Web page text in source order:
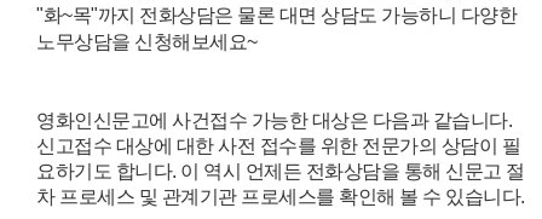
"화~목"까지 전화상담은 물론 대면 상담도 가능하니 다양한
노무상담을 신청해보세요~
영화인신문고에 사건접수 가능한 대상은 다음과 같습니다.
신고접수 대상에 대한 사전 접수를 위한 전문가의 상담이 필
요하기도 합니다. 이 역시 언제든 전화상담을 통해 신문고 절
차 프로세스 및 관계기관 프로세스를 확인해 볼 수 있습니다.